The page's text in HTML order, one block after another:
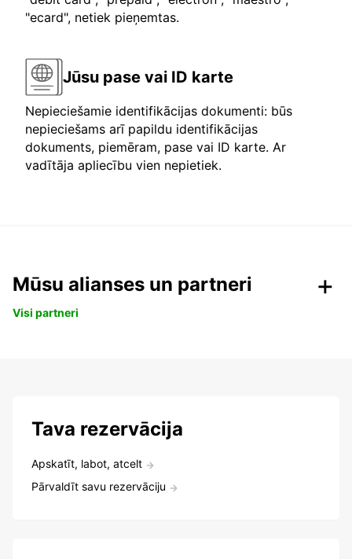
"ecard", netiek pieņemtas.
Jūsu pase vai ID karte
Nepieciešamie identifikācijas dokumenti: būs
nepieciešams arī papildu identifikācijas
dokuments, piemēram, pase vai ID karte. Ar
vadītāja apliecību vien nepietiek.
Mūsu alianses un partneri
Visi partneri
Tava rezervācija
Apskatīt, labot, atcelt
Pārvaldīt savu rezervāciju